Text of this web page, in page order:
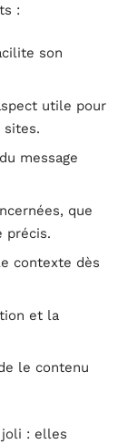
:
son
utile pour
sites.
message
que
précis.
contexte dès
et la
le contenu
joli : elles